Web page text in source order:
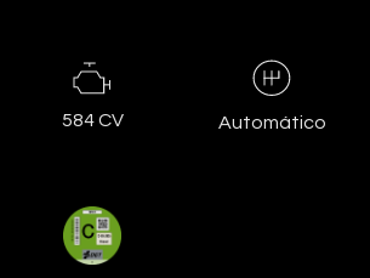
584 CV Automático